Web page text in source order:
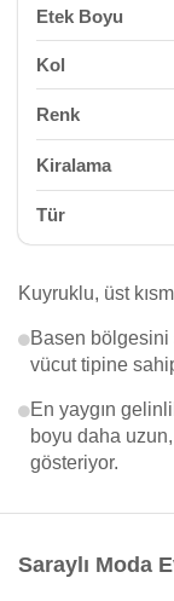
Etek Boyu
Kol
Renk
Kiralama
Tür
Kuyruklu, üst
Basen bölgesini
vücut tipine
En yaygın
boyu daha
gösteriyor.
Saraylı Moda